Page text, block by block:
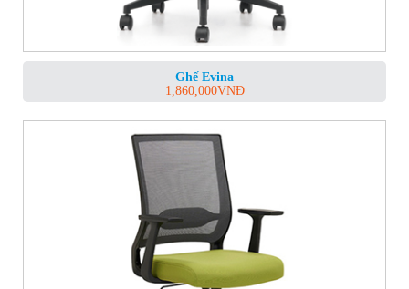
Ghế Evina
1,860,000VNĐ